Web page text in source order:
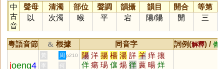
中
古
音
聲母 清濁 部位 聲調 韻攝 韻目 開合
等第
以
次濁 喉 平 宕 陽/陽 開 三
粵語音節 & 根據 同音字 詞例(解釋) / 備
joeng4
黃 周 p210 陽 洋 揚 楊 湯 詳 羊 痒 攘
佯 瘍 瑒 儴 煬 徉 蘘 暘 烊
李
何